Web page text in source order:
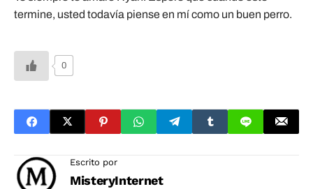
termine, usted todavía piense en mí como un buen perro.
0
Escrito por
MisteryInternet